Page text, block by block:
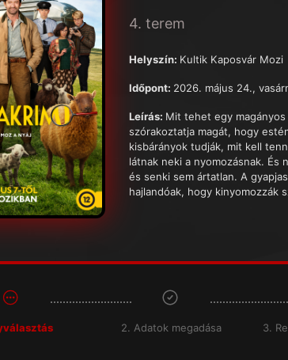
4. terem
Helyszín: Kultik Kaposvár Mozi
Időpont: 2026. május 24.,
Leírás: Mit tehet egy
szórakoztatja magát, hogy
kisbárányok tudják, mit kell
látnak neki a nyomozásnak. És
és senki sem ártatlan. A
hajlandóak, hogy kinyomozzák
2. Adatok megadása 3.